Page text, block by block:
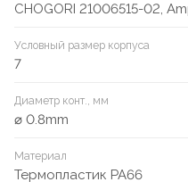
CHOGORI 21006515-02,
Условный размер корпуса
7
Диаметр конт., мм
⌀ 0.8mm
Материал
Термопластик PA66